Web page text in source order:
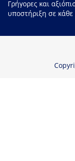
Γρήγορες και
υποστήριξη σε κάθε